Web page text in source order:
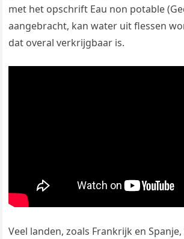
met het opschrift Eau non potable
aangebracht, kan water uit flessen
dat overal verkrijgbaar is.
Veel landen, zoals Frankrijk en